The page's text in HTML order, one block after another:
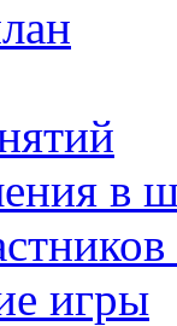
в
игры